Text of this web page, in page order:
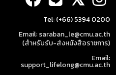
Tel: (+66) 5394 0200
Email: saraban_le@cmu.ac.th
(สำหรับรับ-ส่งหนังสือราชการ)
Email:
support_lifelong@cmu.ac.th